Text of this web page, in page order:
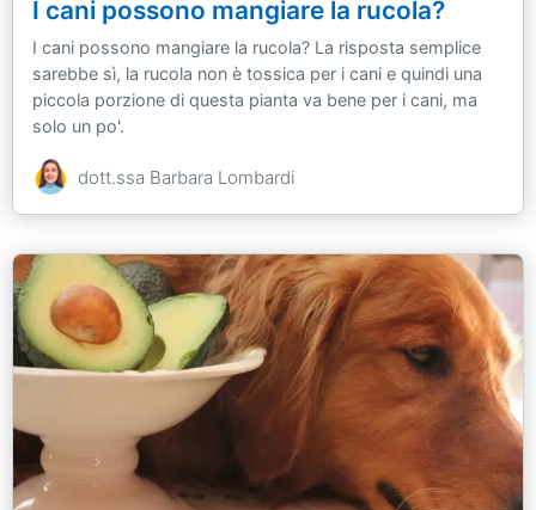
I cani possono mangiare la rucola?
I cani possono mangiare la rucola? La risposta semplice
sarebbe sì, la rucola non è tossica per i cani e quindi una
piccola porzione di questa pianta va bene per i cani, ma
solo un po'.
dott.ssa Barbara Lombardi